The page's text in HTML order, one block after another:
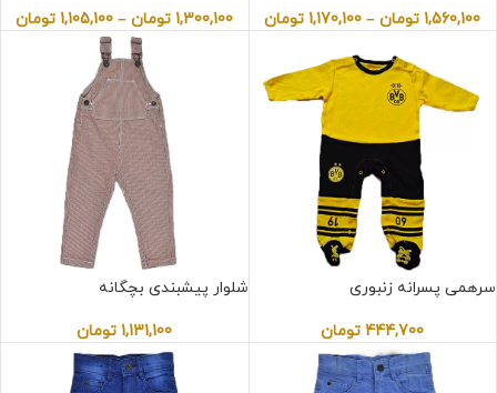
1,560,100 تومان –
1,170,100 تومان 1,300,100 تومان –
1,105,100 تومان
سرهمی پسرانه زنبوری
444,700 تومان
شلوار پیشبندی بچگانه
1,131,100 تومان